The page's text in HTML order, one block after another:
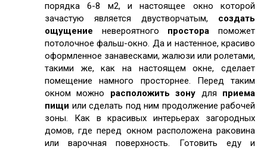
порядка 6-8 м2, и настоящее окно которой
зачастую является двустворчатым, создать
ощущение невероятного простора поможет
потолочное фальш-окно. Да и настенное, красиво
оформленное занавесками, жалюзи или ролетами,
такими же, как на настоящем окне, сделает
помещение намного просторнее. Перед таким
окном можно расположить зону для приема
пищи или сделать под ним продолжение рабочей
зоны. Как в красивых интерьерах загородных
домов, где перед окном расположена раковина
или варочная поверхность. Готовить еду и